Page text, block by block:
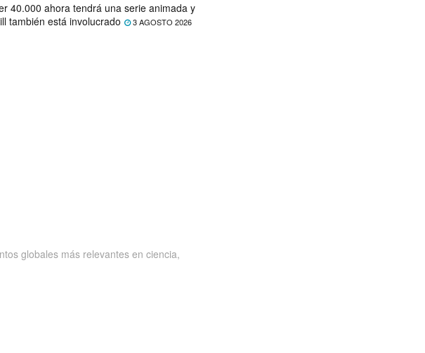
40.000 ahora tendrá una serie animada y
también está involucrado
3 AGOSTO 2026
globales más relevantes en ciencia,